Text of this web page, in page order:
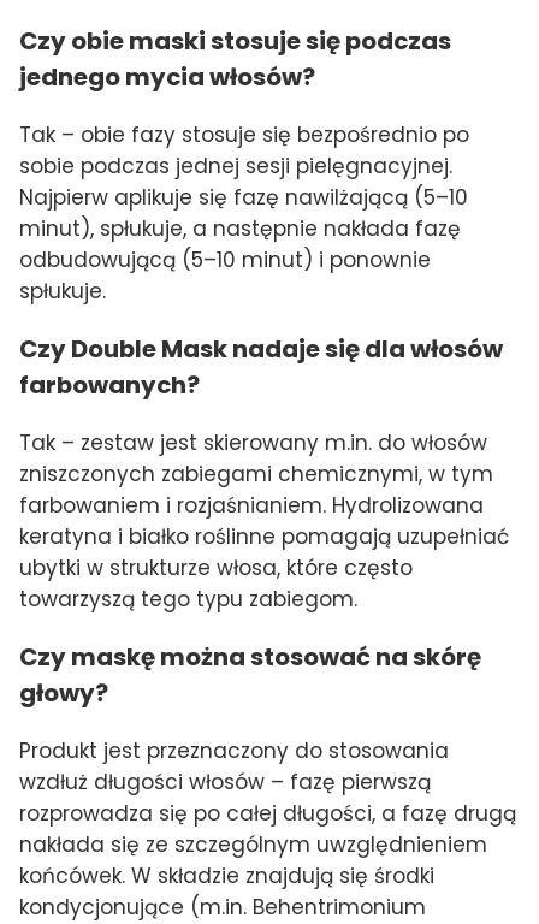
Czy obie maski stosuje się podczas
jednego mycia włosów?
Tak – obie fazy stosuje się bezpośrednio po
sobie podczas jednej sesji pielęgnacyjnej.
Najpierw aplikuje się fazę nawilżającą (5–10
minut), spłukuje, a następnie nakłada fazę
odbudowującą (5–10 minut) i ponownie
spłukuje.
Czy Double Mask nadaje się dla włosów
farbowanych?
Tak – zestaw jest skierowany m.in. do włosów
zniszczonych zabiegami chemicznymi, w tym
farbowaniem i rozjaśnianiem. Hydrolizowana
keratyna i białko roślinne pomagają uzupełniać
ubytki w strukturze włosa, które często
towarzyszą tego typu zabiegom.
Czy maskę można stosować na skórę
głowy?
Produkt jest przeznaczony do stosowania
wzdłuż długości włosów – fazę pierwszą
rozprowadza się po całej długości, a fazę drugą
nakłada się ze szczególnym uwzględnieniem
końcówek. W składzie znajdują się środki
kondycjonujące (m.in. Behentrimonium